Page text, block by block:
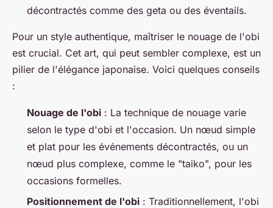
décontractés comme des geta ou des éventails.
Pour un style authentique, maîtriser le nouage de l'obi
est crucial. Cet art, qui peut sembler complexe, est un
pilier de l'élégance japonaise. Voici quelques conseils
:
Nouage de l'obi : La technique de nouage varie
selon le type d'obi et l'occasion. Un nœud simple
et plat pour les événements décontractés, ou un
nœud plus complexe, comme le "taiko", pour les
occasions formelles.
Positionnement de l'obi : Traditionnellement, l'obi